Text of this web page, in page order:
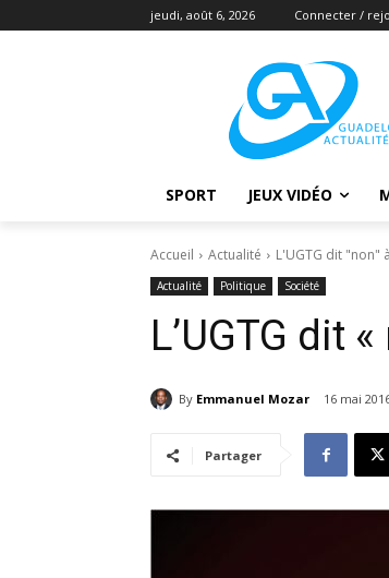
jeudi, août 6, 2026 Connecter /
SPORT JEUX VIDÉO
Accueil Actualité L'UGTG dit "non"
Actualité Politique Société
L’UGTG dit
By Emmanuel Mozar 16 mai
Partager